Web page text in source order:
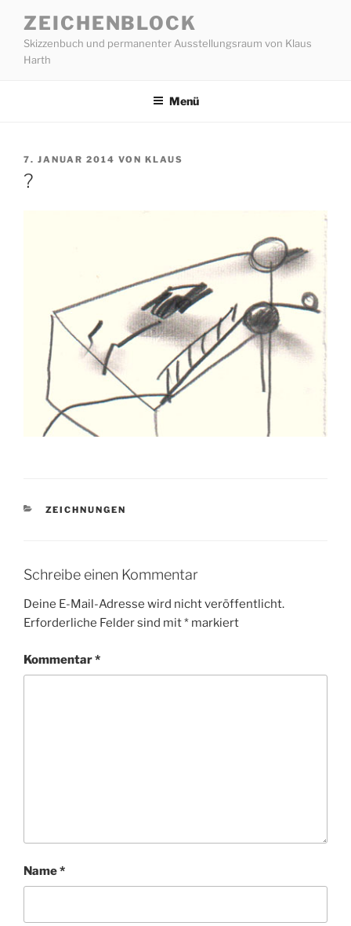
Inhalt
springen
ZEICHENBLOCK
Skizzenbuch und permanenter Ausstellungsraum von Klaus
Harth
Menü
VERÖFFENTLICHT
AM
7. JANUAR 2014 VON KLAUS
?
KATEGORIEN
ZEICHNUNGEN
Schreibe einen Kommentar
Deine E-Mail-Adresse wird nicht veröffentlicht.
Erforderliche Felder sind mit* markiert
Kommentar*
Name*